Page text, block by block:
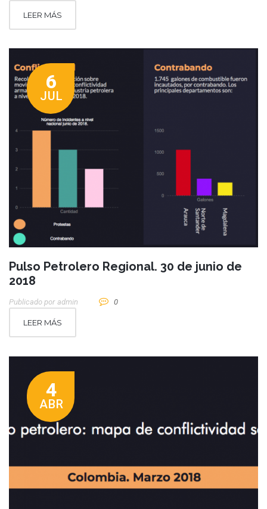
LEER MÁS
6
JUL
Pulso Petrolero Regional. 30 de junio de
2018
Publicado por Admin 0
LEER MÁS
4
ABR